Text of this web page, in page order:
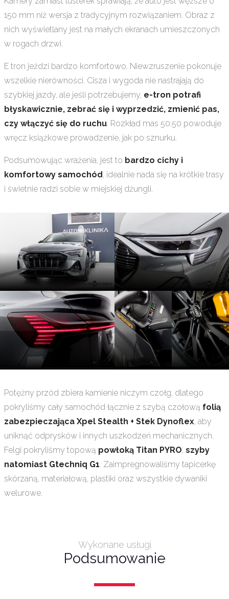
150 mm niż wersja z tradycyjnym rozwiązaniem. Obraz z
nich wyświetlany jest na małych ekranach umieszczonych
w rogach drzwi.
E tron jeździ bardzo komfortowo. Niewzruszenie pokonuje
wszelkie nierówności. Cisza i wygoda nie nastrajają do
szybkiej jazdy, ale jeśli potrzebujemy, e-tron potrafi
błyskawicznie, zebrać się i wyprzedzić, zmienić pas,
czy włączyć się do ruchu. Rozkład mas 50:50 powoduje
wręcz książkowe prowadzenie, jak po sznurku.
Podsumowując wrażenia, jest to bardzo cichy i
komfortowy samochód, idealnie nada się na krótkie trasy
i świetnie radzi sobie w miejskiej dżungli.
Potężny przód zbiera kamienie niczym czołg, dlatego
pokryliśmy cały samochód łącznie z szybą czołową folią
zabezpieczająca Xpel Stealth + Stek Dynoflex, aby
uniknąć odprysków i innych uszkodzeń mechanicznych.
Felgi pokryliśmy topową powłoką Titan PYRO, szyby
natomiast Gtechniq G1. Zaimpregnowaliśmy tapicerkę
skórzaną, materiałową, plastiki oraz wszystkie dywaniki
welurowe.
Wykonane usługi
Podsumowanie